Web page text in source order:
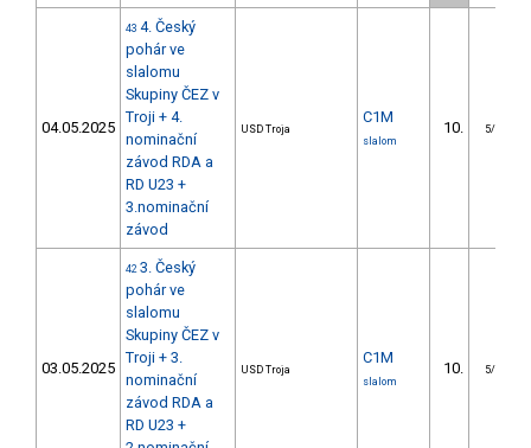
04.05.2025
43 4. Český
pohár ve
slalomu
Skupiny ČEZ v
Troji + 4.
nominační
závod RDA a
RD U23 +
3.nominační
závod
USD Troja
C1M
slalom
10. 5/U23
03.05.2025
42 3. Český
pohár ve
slalomu
Skupiny ČEZ v
Troji + 3.
nominační
závod RDA a
RD U23 +
USD Troja
C1M
slalom
10. 5/U23